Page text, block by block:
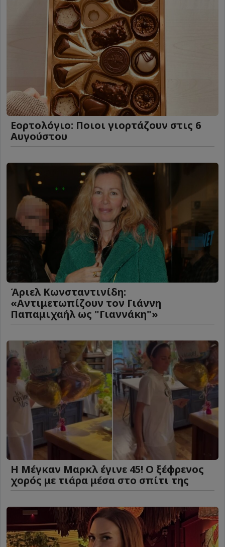
Εορτολόγιο: Ποιοι γιορτάζουν στις 6
Αυγούστου
Άριελ Κωνσταντινίδη:
«Αντιμετωπίζουν τον Γιάννη
Παπαμιχαήλ ως "Γιαννάκη"»
Η Μέγκαν Μαρκλ έγινε 45! Ο ξέφρενος
χορός με τιάρα μέσα στο σπίτι της